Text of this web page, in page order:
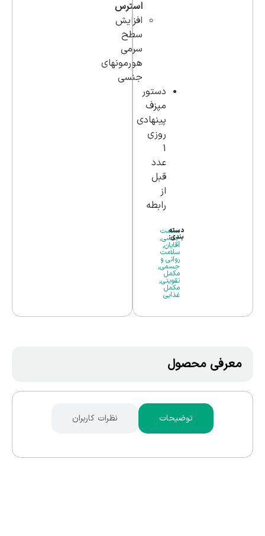
استرس
افزایش
سطح
سرمی
هورمونهای
جنسی
دستور
مپزف
پینهادی
روزی
1
عدد
قبل
از
رابطه
سلامت
جنسی,
آقایان,
سلامت
روانی و
جسمی,
مکمل
تقویتی,
مکمل
غذایی
دسته
بندی:
معرفی محصول
توضیحات نظرات کاربران